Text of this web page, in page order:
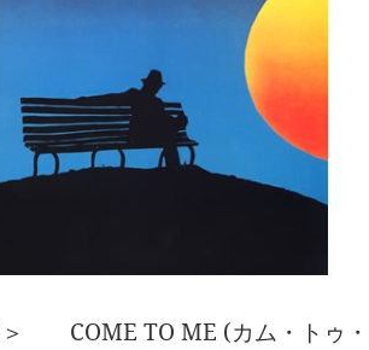
COME TO ME (カム・トゥ